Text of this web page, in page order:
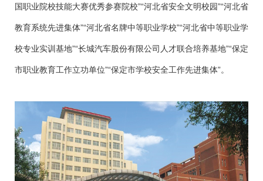
国职业院校技能大赛优秀参赛院校”“河北省安全文明校园”“河北省
教育系统先进集体”“河北省名牌中等职业学校”“河北省中等职业学
校专业实训基地”“长城汽车股份有限公司人才联合培养基地”“保定
市职业教育工作立功单位”“保定市学校安全工作先进集体”。